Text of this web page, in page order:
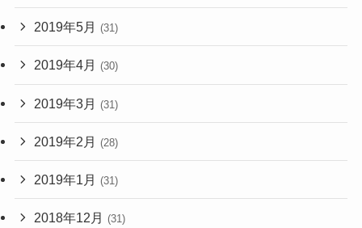
2019年5月 (31)
2019年4月 (30)
2019年3月 (31)
2019年2月 (28)
2019年1月 (31)
2018年12月 (31)